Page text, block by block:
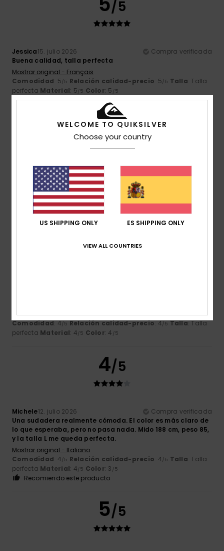
/5
Jessica15. julio 2026
Compra verificada
Buena calidad, talla perfecta
Mostrar original - Français
Comodidad: 5/5 Relación calidad-precio: 5/5 Talla: Talla
perfecta Material: 5/5 Color: 5 /5
Recomiendo este producto
5/5
Chantal14. julio 2026
Compra verificada
¡Es perfecto!
Mostrar original - Français
Comodidad: 5/5 Relación calidad-precio
Recomiendo este producto
Buen tejido y forma
Comodidad: 4/5 Relación calidad-precio: 4/5 Talla: Talla
perfecta Material: 4/5 Color: 4 /5
4/5
Michele12. julio 2026
Compra verificada
Una sudadera realmente cómoda. El color es más claro de
lo que esperaba, pero no pasa nada. Mido 188 cm, peso 85,
y la talla L me queda perfecta.
Mostrar original - Italiano
Comodidad: 4/5 Relación calidad-precio: 4/5 Talla: Talla
perfecta Material: 4/5 Color: 3 /5
Recomiendo este producto
5/5
WELCOME TO QUIKSILVER
Choose your country
US SHIPPING ONLY ES SHIPPING ONLY
VIEW ALL COUNTRIES